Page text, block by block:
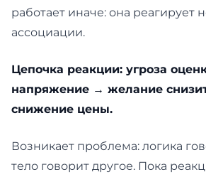
работает иначе: она реагирует
ассоциации.
Цепочка реакции: угроза
напряжение → желание
снижение цены.
Возникает проблема: логика
тело говорит другое. Пока